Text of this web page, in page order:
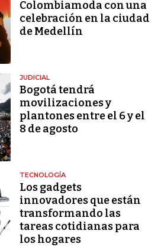
Colombiamoda con una
celebración en la ciudad
de Medellín
JUDICIAL
Bogotá tendrá
movilizaciones y
plantones entre el 6 y el
8 de agosto
TECNOLOGÍA
Los gadgets
innovadores que están
transformando las
tareas cotidianas para
los hogares